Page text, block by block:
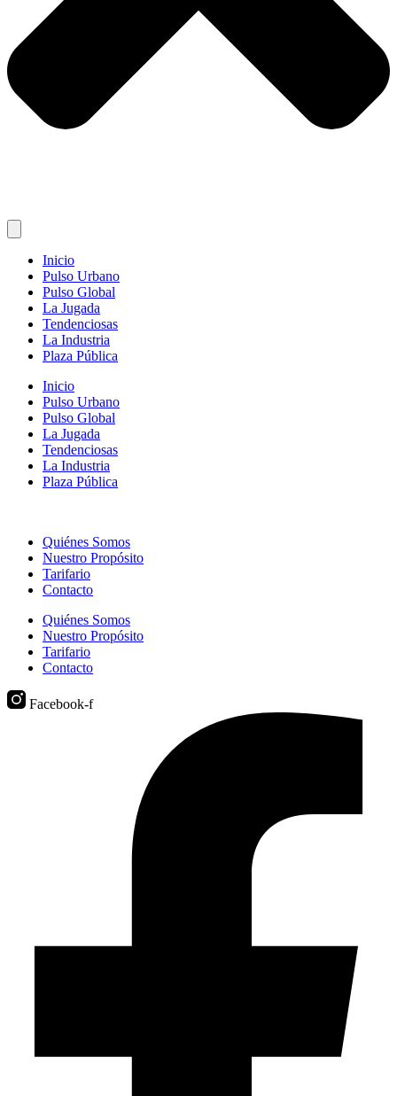
Inicio
Pulso Urbano
Pulso Global
La Jugada
Tendenciosas
La Industria
Plaza Pública
Inicio
Pulso Urbano
Pulso Global
La Jugada
Tendenciosas
La Industria
Plaza Pública
Quiénes Somos
Nuestro Propósito
Tarifario
Contacto
Quiénes Somos
Nuestro Propósito
Tarifario
Contacto
Facebook-f